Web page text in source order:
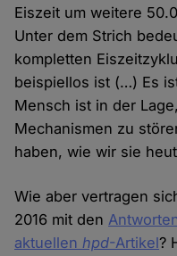
Eiszeit um weitere
Unter dem Strich
kompletten
beispiellos ist (…) Es
Mensch ist in der
Mechanismen zu
haben, wie wir sie
Wie aber vertragen
2016 mit den
aktuellenhpd-Artikel?